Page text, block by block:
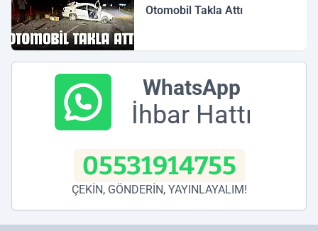
Otomobil Takla Attı
WhatsApp
İhbar Hattı
05531914755
ÇEKİN, GÖNDERİN, YAYINLAYALIM!